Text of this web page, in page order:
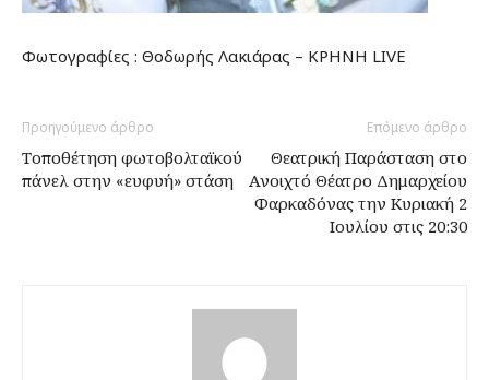
Φωτογραφίες : Θοδωρής Λακιάρας – ΚΡΗΝΗ LIVE
Προηγούμενο άρθρο
Τοποθέτηση φωτοβολταϊκού
πάνελ στην «ευφυή» στάση
Επόμενο άρθρο
Θεατρική Παράσταση στο
Ανοιχτό Θέατρο Δημαρχείου
Φαρκαδόνας την Κυριακή 2
Ιουλίου στις 20:30